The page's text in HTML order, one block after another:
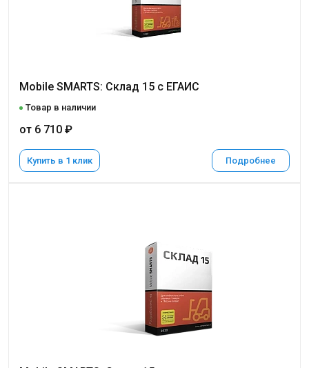
Mobile SMARTS: Склад 15 с ЕГАИС
Товар в наличии
от 6 710 ₽
Купить в 1 клик Подробнее